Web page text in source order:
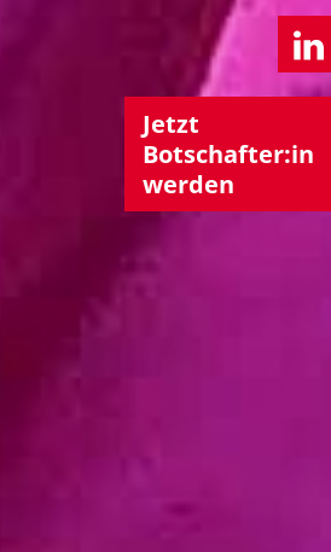
Jetzt
Botschafter:in
werden